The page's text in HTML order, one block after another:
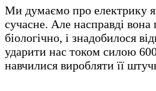
Ми думаємо про електрику
сучасне. Але насправді вона
біологічно, і знадобилося
ударити нас током силою
навчилися виробляти її